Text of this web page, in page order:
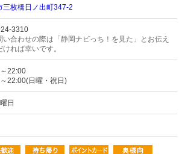
三枚橋日ノ出町347-2
3310
合わせの際は「静岡ナビっち！を見た」とお伝え
ければ幸いです。
22:00
22:00(日曜・祝日)
日